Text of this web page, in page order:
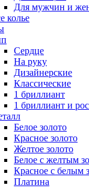
Для мужчин и
колье
Сердце
На руку
Дизайнерские
Классические
1 бриллиант
1 бриллиант и
Белое золото
Красное золото
Желтое золото
Белое с желтым
Красное с белым
Платина